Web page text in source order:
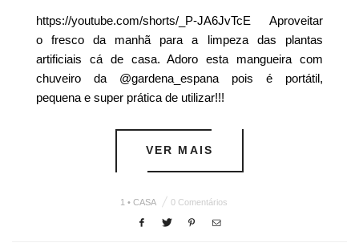
https://youtube.com/shorts/_P-JA6JvTcE Aproveitar
o fresco da manhã para a limpeza das plantas
artificiais cá de casa. Adoro esta mangueira com
chuveiro da @gardena_espana pois é portátil,
pequena e super prática de utilizar!!!
VER MAIS
1 • CASA 0 Comentários